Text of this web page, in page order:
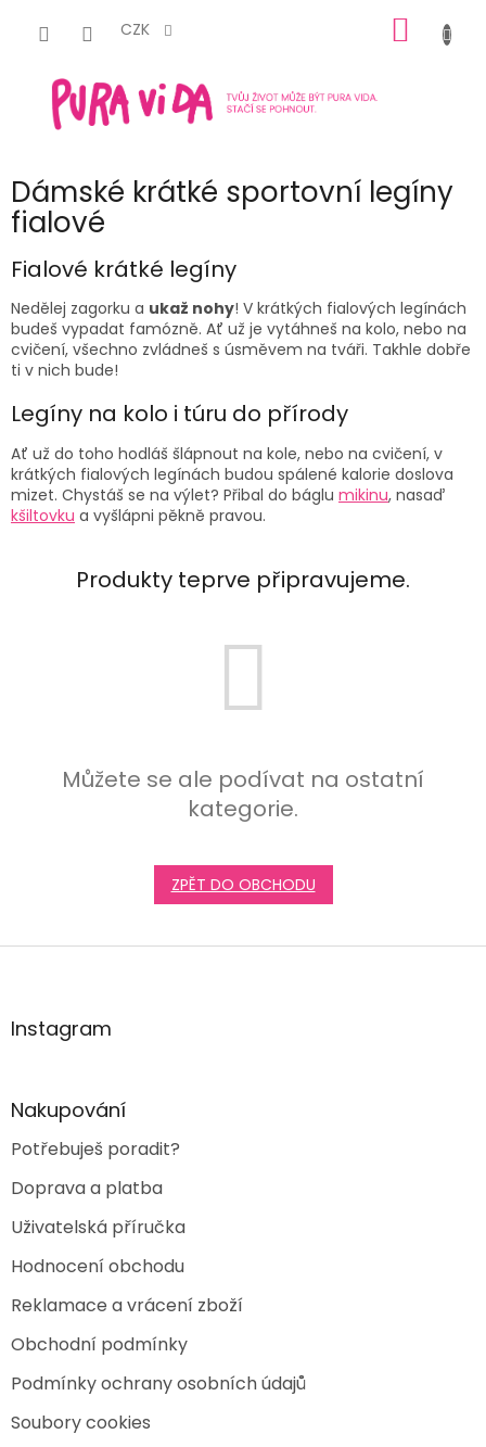
CZK
KOŠÍK
Dámské krátké sportovní legíny
fialové
Fialové krátké legíny
Nedělej zagorku a ukaž nohy! V krátkých fialových legínách
budeš vypadat famózně. Ať už je vytáhneš na kolo, nebo na
cvičení, všechno zvládneš s úsměvem na tváři. Takhle dobře
ti v nich bude!
Legíny na kolo i túru do přírody
Ať už do toho hodláš šlápnout na kole, nebo na cvičení, v
krátkých fialových legínách budou spálené kalorie doslova
mizet. Chystáš se na výlet? Přibal do báglu mikinu, nasaď
kšiltovku a vyšlápni pěkně pravou.
Produkty teprve připravujeme.
Můžete se ale podívat na ostatní
kategorie.
ZPĚT DO OBCHODU
Z
aInstagram
Nakupování
Potřebuješ poradit?
Doprava a platba
Uživatelská příručka
Hodnocení obchodu
Reklamace a vrácení zboží
Obchodní podmínky
Podmínky ochrany osobních údajů
Soubory cookies